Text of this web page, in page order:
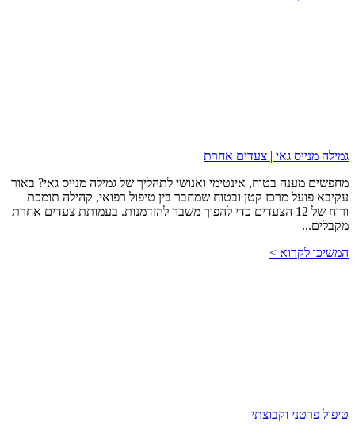
גמילה מנייס גאי | צעדים אחרת
מחפשים מענה בטוח, אינטימי ואנושי לתהליך של גמילה מנייס גאי? באור
עקיבא פועל מרכז קטן ובטוח שמחבר בין טיפול רפואי, קהילה תומכת
ורוח של 12 הצעדים כדי להפוך משבר להזדמנות. בעמותת צעדים אחרת
מקבלים...
המשיכו לקרוא >
טיפול פרטני וקבוצתי